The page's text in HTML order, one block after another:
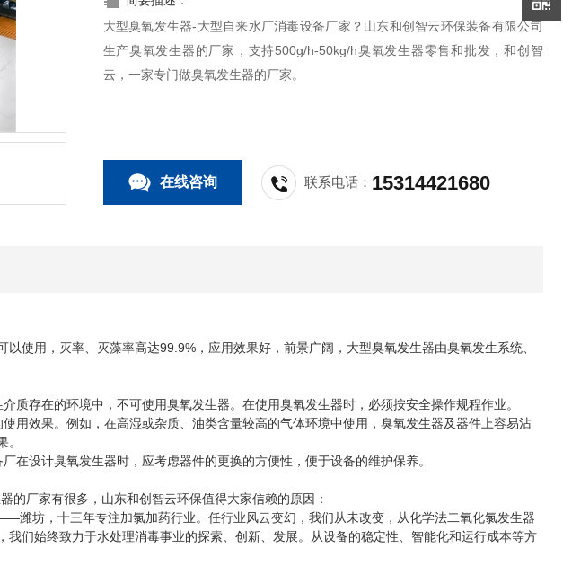
大型臭氧发生器-大型自来水厂消毒设备厂家？山东和创智云环保装备有限公司
生产臭氧发生器的厂家，支持500g/h-50kg/h臭氧发生器零售和批发，和创智
云，一家专门做臭氧发生器的厂家。
在线咨询 联系电话： 15314421680
用，灭率、灭藻率高达99.9%，应用效果好，前景广阔，大型臭氧发生器由臭氧发生系统、
存在的环境中，不可使用臭氧发生器。在使用臭氧发生器时，必须按安全操作规程作业。
效果。例如，在高湿或杂质、油类含量较高的气体环境中使用，臭氧发生器及器件上容易沾
设计臭氧发生器时，应考虑器件的更换的方便性，便于设备的维护保养。
的厂家有很多，山东和创智云环保值得大家信赖的原因：
坊，十三年专注加氯加药行业。任行业风云变幻，我们从未改变，从化学法二氧化氯发生器
们始终致力于水处理消毒事业的探索、创新、发展。从设备的稳定性、智能化和运行成本等方